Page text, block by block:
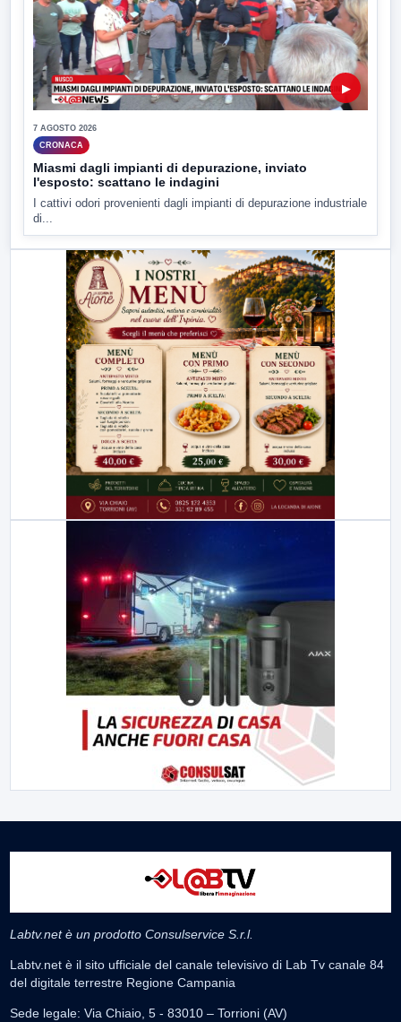
▶
7 AGOSTO 2026
CRONACA
Miasmi dagli impianti di depurazione, inviato
l'esposto: scattano le indagini
I cattivi odori provenienti dagli impianti di depurazione industriale
di...
Labtv.net è un prodotto Consulservice S.r.l.
Labtv.net è il sito ufficiale del canale televisivo di Lab Tv canale 84
del digitale terrestre Regione Campania
Sede legale: Via Chiaio, 5 - 83010 – Torrioni (AV)